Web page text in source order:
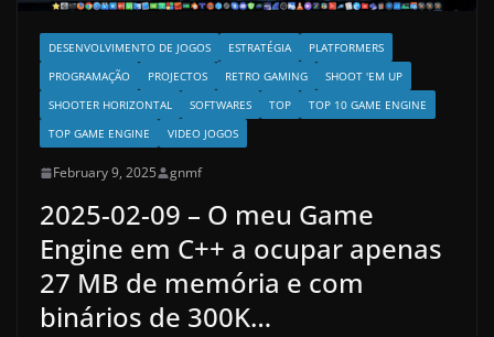
DESENVOLVIMENTO DE JOGOS ESTRATÉGIA
PLATFORMERS
PROGRAMAÇÃO
PROJECTOS RETRO GAMING
SHOOT 'EM UP
SHOOTER HORIZONTAL
SOFTWARES TOP
TOP 10 GAME ENGINE
TOP GAME ENGINE
VIDEO JOGOS
February 9, 2025 gnmf
2025-02-09 – O meu Game
Engine em C++ a ocupar apenas
27 MB de memória e com
binários de 300K…